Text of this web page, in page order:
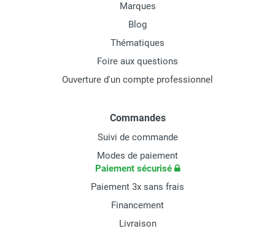
Marques
Blog
Thématiques
Foire aux questions
Ouverture d'un compte professionnel
Commandes
Suivi de commande
Modes de paiement
Paiement sécurisé
Paiement 3x sans frais
Financement
Livraison